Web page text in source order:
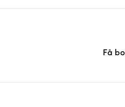
Få